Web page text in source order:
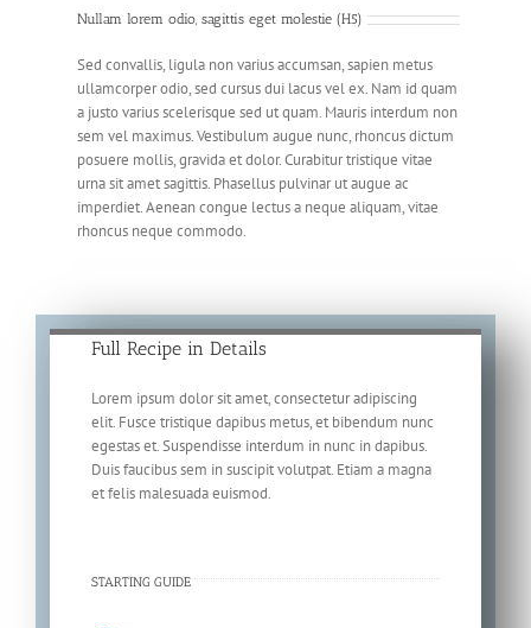
Nullam lorem odio, sagittis eget molestie (H5)
Sed convallis, ligula non varius accumsan, sapien metus
ullamcorper odio, sed cursus dui lacus vel ex. Nam id quam
a justo varius scelerisque sed ut quam. Mauris interdum non
sem vel maximus. Vestibulum augue nunc, rhoncus dictum
posuere mollis, gravida et dolor. Curabitur tristique vitae
urna sit amet sagittis. Phasellus pulvinar ut augue ac
imperdiet. Aenean congue lectus a neque aliquam, vitae
rhoncus neque commodo.
Full Recipe in Details
Lorem ipsum dolor sit amet, consectetur adipiscing
elit. Fusce tristique dapibus metus, et bibendum nunc
egestas et. Suspendisse interdum in nunc in dapibus.
Duis faucibus sem in suscipit volutpat. Etiam a magna
et felis malesuada euismod.
STARTING GUIDE